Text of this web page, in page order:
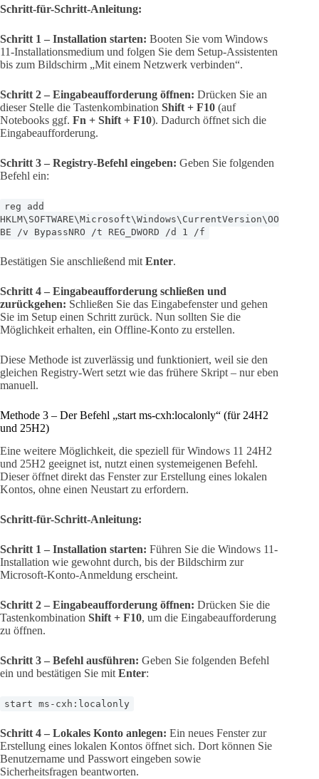
Schritt-für-Schritt-Anleitung:
Schritt 1 – Installation starten: Booten Sie vom Windows
11-Installationsmedium und folgen Sie dem Setup-Assistenten
bis zum Bildschirm „Mit einem Netzwerk verbinden“.
Schritt 2 – Eingabeaufforderung öffnen: Drücken Sie an
dieser Stelle die Tastenkombination Shift + F10 (auf
Notebooks ggf. Fn + Shift + F10). Dadurch öffnet sich die
Eingabeaufforderung.
Schritt 3 – Registry-Befehl eingeben: Geben Sie folgenden
Befehl ein:
reg add
HKLM\SOFTWARE\Microsoft\Windows\CurrentVersion\OO
BE /v BypassNRO /t REG_DWORD /d 1 /f
Bestätigen Sie anschließend mit Enter.
Schritt 4 – Eingabeaufforderung schließen und
zurückgehen: Schließen Sie das Eingabefenster und gehen
Sie im Setup einen Schritt zurück. Nun sollten Sie die
Möglichkeit erhalten, ein Offline-Konto zu erstellen.
Diese Methode ist zuverlässig und funktioniert, weil sie den
gleichen Registry-Wert setzt wie das frühere Skript – nur eben
manuell.
Methode 3 – Der Befehl „start ms-cxh:localonly“ (für 24H2
und 25H2)
Eine weitere Möglichkeit, die speziell für Windows 11 24H2
und 25H2 geeignet ist, nutzt einen systemeigenen Befehl.
Dieser öffnet direkt das Fenster zur Erstellung eines lokalen
Kontos, ohne einen Neustart zu erfordern.
Schritt-für-Schritt-Anleitung:
Schritt 1 – Installation starten: Führen Sie die Windows 11-
Installation wie gewohnt durch, bis der Bildschirm zur
Microsoft-Konto-Anmeldung erscheint.
Schritt 2 – Eingabeaufforderung öffnen: Drücken Sie die
Tastenkombination Shift + F10, um die Eingabeaufforderung
zu öffnen.
Schritt 3 – Befehl ausführen: Geben Sie folgenden Befehl
ein und bestätigen Sie mit Enter:
start ms-cxh:localonly
Schritt 4 – Lokales Konto anlegen: Ein neues Fenster zur
Erstellung eines lokalen Kontos öffnet sich. Dort können Sie
Benutzername und Passwort eingeben sowie
Sicherheitsfragen beantworten.